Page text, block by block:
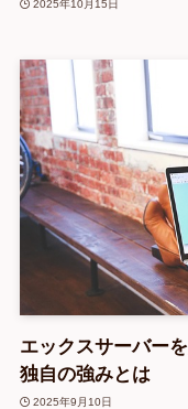
2025年10月15日
エックスサーバー
独自の強みとは
2025年9月10日